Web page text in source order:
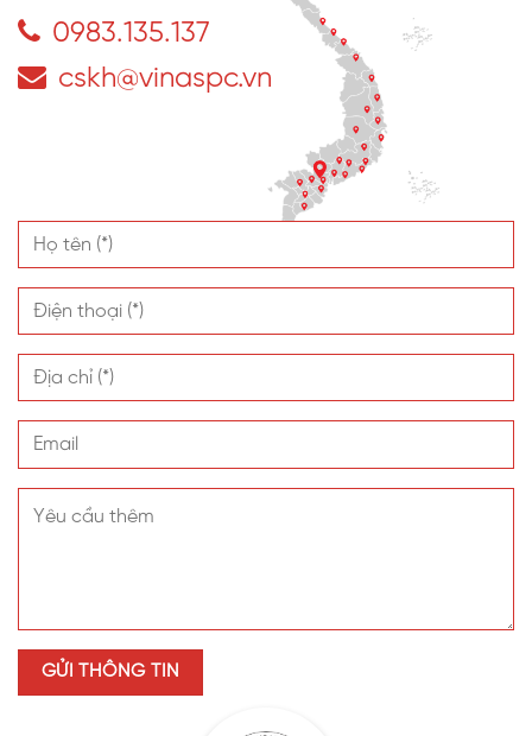
0983.135.137
cskh@vinaspc.vn